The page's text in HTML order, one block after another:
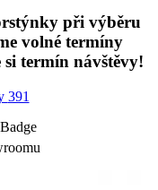
při výběru
volné termíny
termín návštěvy!
391